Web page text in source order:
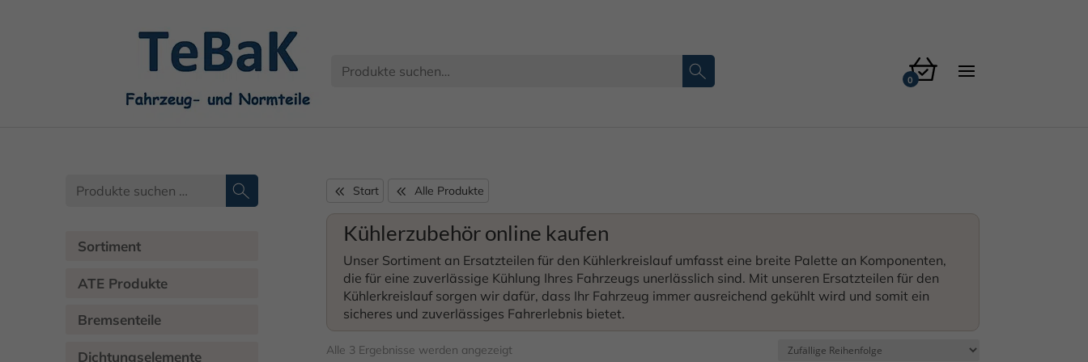
Start Alle Produkte
Kühlerzubehör online kaufen
Unser Sortiment an Ersatzteilen für den Kühlerkreislauf umfasst eine breite Palette an Komponenten,
die für eine zuverlässige Kühlung Ihres Fahrzeugs unerlässlich sind. Mit unseren Ersatzteilen für den
Kühlerkreislauf sorgen wir dafür, dass Ihr Fahrzeug immer ausreichend gekühlt wird und somit ein
sicheres und zuverlässiges Fahrerlebnis bietet.
Alle 3 Ergebnisse werden angezeigt
Sortiment
ATE Produkte
Bremsenteile
Dichtungselemente